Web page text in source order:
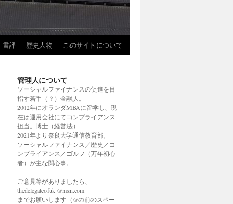
書評 歴史人物 このサイトについて
管理人について
ソーシャルファイナンスの促進を目
指す若手（？）金融人。
2012年にオランダMBAに留学し、現
在は運用会社にてコンプライアンス
担当。博士（経営法）
2021年より奈良大学通信教育部。
ソーシャルファイナンス／歴史／コ
ンプライアンス／ゴルフ（万年初心
者）が主な関心事。
ご意見等がありましたら、
thedelegateofuk @msn.com
までお願いします（@の前のスペー